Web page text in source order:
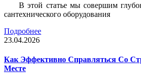
В этой статье мы совершим
сантехнического оборудования
Подробнее
23.04.2026
Как Эффективно Справляться Со
Месте